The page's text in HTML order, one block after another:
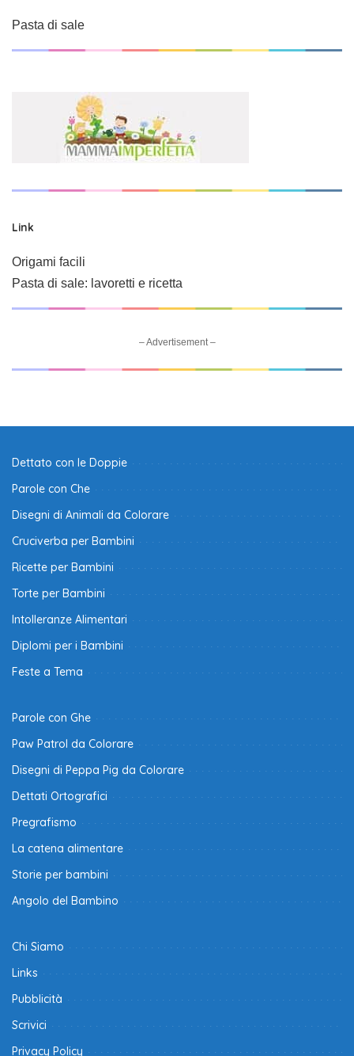
Pasta di sale
Link
Origami facili
Pasta di sale: lavoretti e ricetta
– Advertisement –
Dettato con le Doppie
Parole con Che
Disegni di Animali da Colorare
Cruciverba per Bambini
Ricette per Bambini
Torte per Bambini
Intolleranze Alimentari
Diplomi per i Bambini
Feste a Tema
Parole con Ghe
Paw Patrol da Colorare
Disegni di Peppa Pig da Colorare
Dettati Ortografici
Pregrafismo
La catena alimentare
Storie per bambini
Angolo del Bambino
Chi Siamo
Links
Pubblicità
Scrivici
Privacy Policy